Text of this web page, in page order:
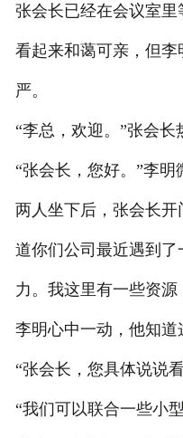
张会长已经在会议室里
看起来和蔼可亲，但
严。
“李总，欢迎。”张会长
“张会长，您好。”李明
两人坐下后，张会长
道你们公司最近遇到
力。我这里有一些资
李明心中一动，他知道
“张会长，您具体说说
“我们可以联合一些小型